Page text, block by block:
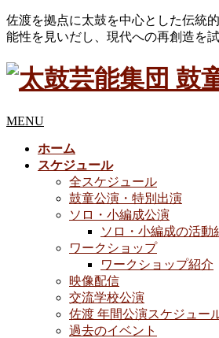
佐渡を拠点に太鼓を中心とした伝統
能性を見いだし、現代への再創造を
MENU
ホーム
スケジュール
全スケジュール
鼓童公演・特別出演
ソロ・小編成公演
ソロ・小編成の活動
ワークショップ
ワークショップ紹介
映像配信
交流学校公演
佐渡 年間公演スケジュー
過去のイベント